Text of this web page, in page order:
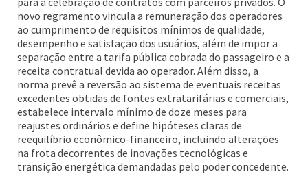
novo regramento vincula a remuneração dos operadores
ao cumprimento de requisitos mínimos de qualidade,
desempenho e satisfação dos usuários, além de impor a
separação entre a tarifa pública cobrada do passageiro e a
receita contratual devida ao operador. Além disso, a
norma prevê a reversão ao sistema de eventuais receitas
excedentes obtidas de fontes extratarifárias e comerciais,
estabelece intervalo mínimo de doze meses para
reajustes ordinários e define hipóteses claras de
reequilíbrio econômico-financeiro, incluindo alterações
na frota decorrentes de inovações tecnológicas e
transição energética demandadas pelo poder concedente.